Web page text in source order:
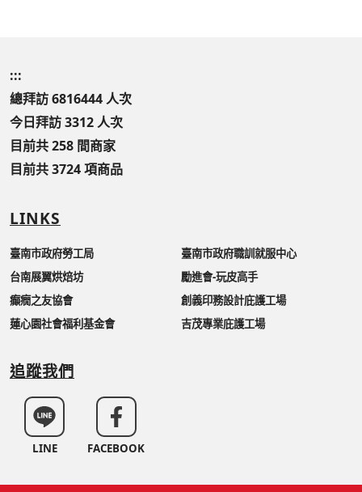
:::
總拜訪 6816444 人次
今日拜訪 3312 人次
目前共 258 間商家
目前共 3724 項商品
LINKS
臺南市政府勞工局
臺南市政府職訓就服中心
台南展翼烘焙坊
勵進會-玩皮高手
癲癇之友協會
創義印務設計庇護工場
蓮心園社會福利基金會
吉茂專業庇護工場
追蹤我們
LINE FACEBOOK